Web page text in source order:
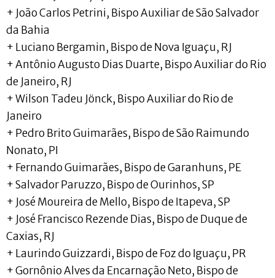
+ João Carlos Petrini, Bispo Auxiliar de São Salvador
da Bahia
+ Luciano Bergamin, Bispo de Nova Iguaçu, RJ
+ Antônio Augusto Dias Duarte, Bispo Auxiliar do Rio
de Janeiro, RJ
+ Wilson Tadeu Jönck, Bispo Auxiliar do Rio de
Janeiro
+ Pedro Brito Guimarães, Bispo de São Raimundo
Nonato, PI
+ Fernando Guimarães, Bispo de Garanhuns, PE
+ Salvador Paruzzo, Bispo de Ourinhos, SP
+ José Moureira de Mello, Bispo de Itapeva, SP
+ José Francisco Rezende Dias, Bispo de Duque de
Caxias, RJ
+ Laurindo Guizzardi, Bispo de Foz do Iguaçu, PR
+ Gornônio Alves da Encarnação Neto, Bispo de